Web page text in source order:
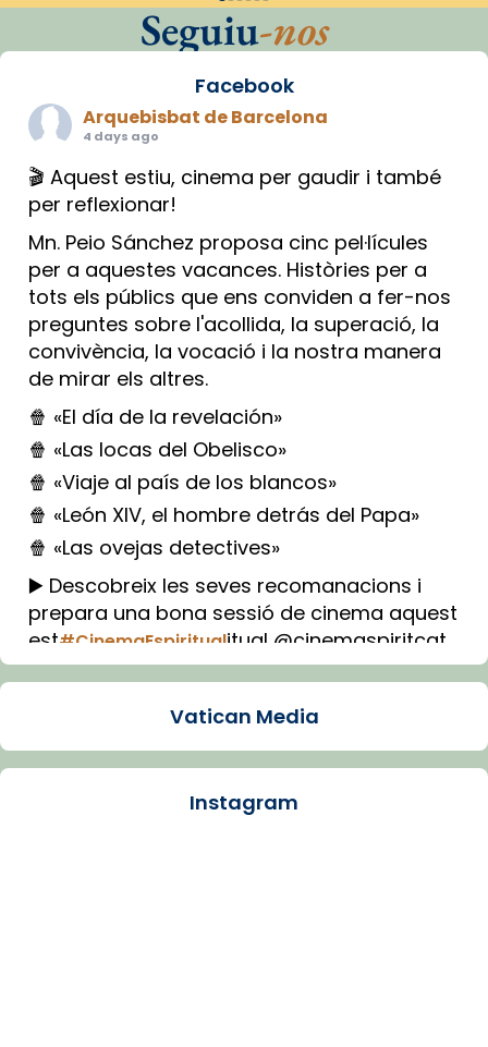
Seguiu-nos
Facebook
Arquebisbat de Barcelona
4 days ago
🎬 Aquest estiu, cinema per gaudir i també
per reflexionar!
Mn. Peio Sánchez proposa cinc pel·lícules
per a aquestes vacances. Històries per a
tots els públics que ens conviden a fer-nos
preguntes sobre l'acollida, la superació, la
convivència, la vocació i la nostra manera
de mirar els altres.
🍿 «El día de la revelación»
🍿 «Las locas del Obelisco»
🍿 «Viaje al país de los blancos»
🍿 «León XIV, el hombre detrás del Papa»
🍿 «Las ovejas detectives»
▶️ Descobreix les seves recomanacions i
prepara una bona sessió de cinema aquest
est#CinemaEspiritualitual @cinemaspiritcat
Imatge: Generada amb IA (OpenAI)
Arquebisbat de Barcelona
Vatican Media
Instagram